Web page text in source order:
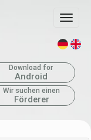
Download for
Android
Wir suchen einen
Förderer